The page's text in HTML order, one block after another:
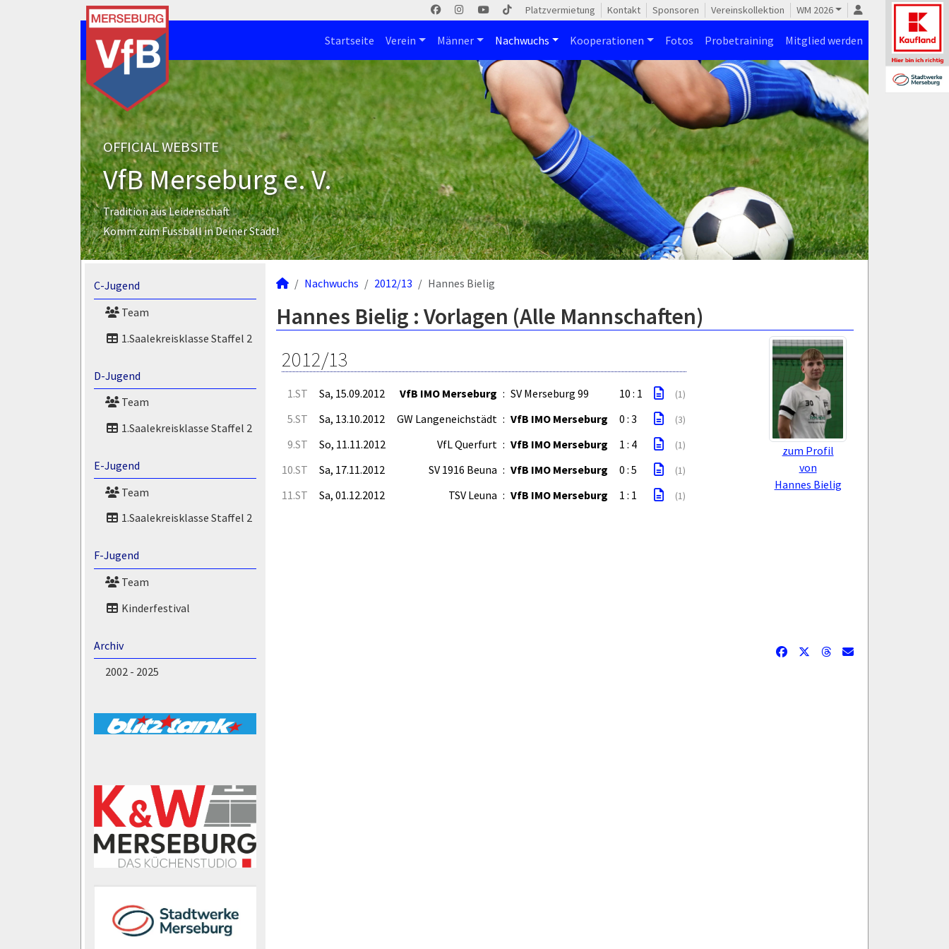
Platzvermietung Kontakt Sponsoren Vereinskollektion WM 2026
Startseite Verein Männer Nachwuchs Kooperationen Fotos Probetraining Mitglied werden
OFFICIAL WEBSITE
VfB Merseburg e. V.
Tradition aus Leidenschaft
Komm zum Fussball in Deiner Stadt!
C-Jugend
Team
1.Saalekreisklasse Staffel 2
D-Jugend
Team
1.Saalekreisklasse Staffel 2
E-Jugend
Team
1.Saalekreisklasse Staffel 2
F-Jugend
Team
Kinderfestival
Archiv
2002 - 2025
Nachwuchs 2012/13 Hannes Bielig
Hannes Bielig : Vorlagen (Alle Mannschaften)
zum Profil
von
Hannes Bielig
2012/13
1.ST Sa, 15.09.2012 VfB IMO Merseburg : SV Merseburg 99 10 : 1 (1)
5.ST Sa, 13.10.2012 GW Langeneichstädt : VfB IMO Merseburg 0 : 3 (3)
9.ST So, 11.11.2012 VfL Querfurt : VfB IMO Merseburg 1 : 4 (1)
10.ST Sa, 17.11.2012 SV 1916 Beuna : VfB IMO Merseburg 0 : 5 (1)
11.ST Sa, 01.12.2012 TSV Leuna : VfB IMO Merseburg 1 : 1 (1)